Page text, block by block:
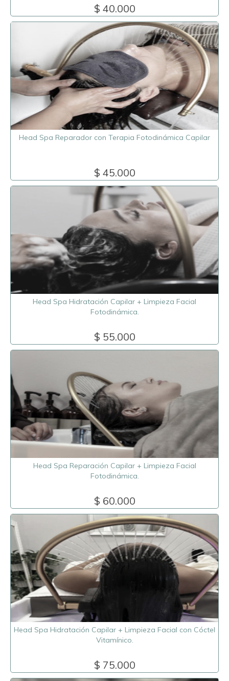
$ 40.000
Head Spa Reparador con Terapia Fotodinámica Capilar
$ 45.000
Head Spa Hidratación Capilar + Limpieza Facial
Fotodinámica.
$ 55.000
Head Spa Reparación Capilar + Limpieza Facial
Fotodinámica.
$ 60.000
Head Spa Hidratación Capilar + Limpieza Facial con Cóctel
Vitamínico.
$ 75.000